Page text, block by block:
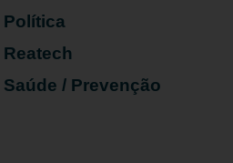
Política
Reatech
Saúde / Prevenção